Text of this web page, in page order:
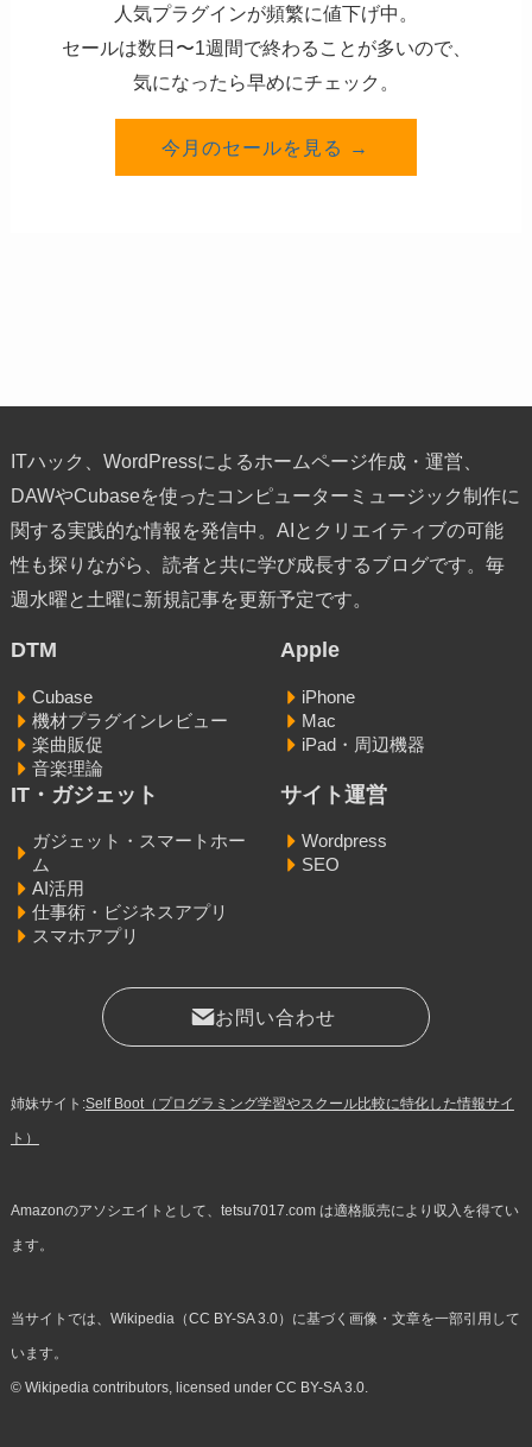
人気プラグインが頻繁に値下げ中。
セールは数日〜1週間で終わることが多いので、
気になったら早めにチェック。
今月のセールを見る →
ITハック、WordPressによるホームページ作成・運営、
DAWやCubaseを使ったコンピューターミュージック制作に
関する実践的な情報を発信中。AIとクリエイティブの可能
性も探りながら、読者と共に学び成長するブログです。毎
週水曜と土曜に新規記事を更新予定です。
DTM
Cubase
機材プラグインレビュー
楽曲販促
音楽理論
Apple
iPhone
Mac
iPad・周辺機器
IT・ガジェット
ガジェット・スマートホー
ム
AI活用
仕事術・ビジネスアプリ
スマホアプリ
サイト運営
Wordpress
SEO
お問い合わせ
姉妹サイト:Self Boot（プログラミング学習やスクール比較に特化した情報サイ
ト）
Amazonのアソシエイトとして、tetsu7017.com は適格販売により収入を得てい
ます。
当サイトでは、Wikipedia（CC BY-SA 3.0）に基づく画像・文章を一部引用して
います。
© Wikipedia contributors, licensed under CC BY-SA 3.0.